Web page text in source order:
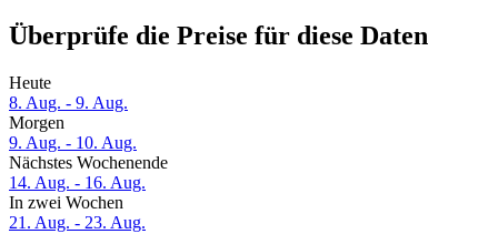
Überprüfe die Preise für diese Daten
Heute
8. Aug. - 9. Aug.
Morgen
9. Aug. - 10. Aug.
Nächstes Wochenende
14. Aug. - 16. Aug.
In zwei Wochen
21. Aug. - 23. Aug.